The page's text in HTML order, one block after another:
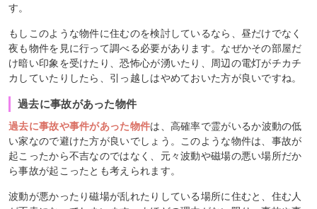
す。
もしこのような物件に住むのを検討しているなら、昼だけでなく
夜も物件を見に行って調べる必要があります。なぜかその部屋だ
け暗い印象を受けたり、恐怖心が湧いたり、周辺の電灯がチカチ
カしていたりしたら、引っ越しはやめておいた方が良いですね。
過去に事故があった物件
過去に事故や事件があった物件は、高確率で霊がいるか波動の低
い家なので避けた方が良いでしょう。このような物件は、事故が
起こったから不吉なのではなく、元々波動や磁場の悪い場所だか
ら事故が起こったとも考えられます。
波動が悪かったり磁場が乱れたりしている場所に住むと、住む人